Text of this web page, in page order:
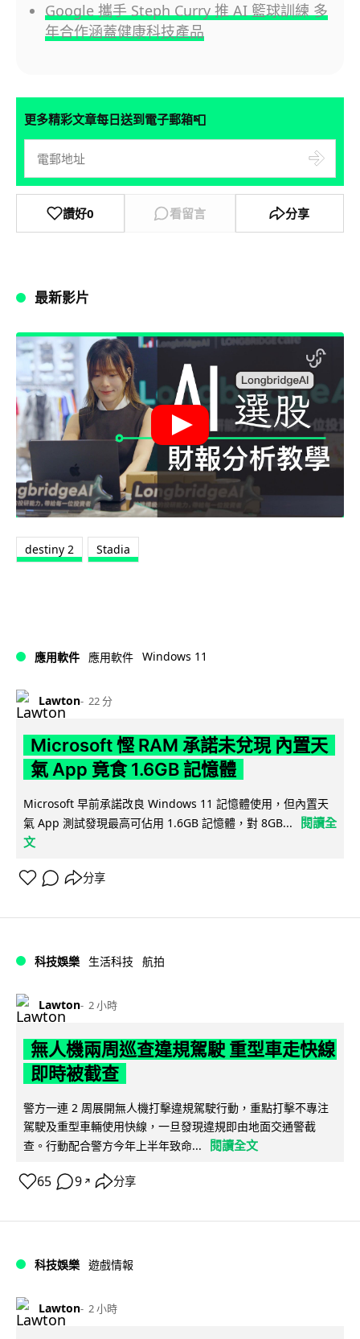
Google 攜手 Steph Curry 推 AI 籃球訓練 多
年合作涵蓋健康科技產品
更多精彩文章每日送到電子郵箱📮
讚好0 看留言 分享
最新影片
destiny 2 Stadia
應用軟件 應用軟件 Windows 11
Lawton 22 分
Microsoft 慳 RAM 承諾未兌現 內置天
氣 App 竟食 1.6GB 記憶體
Microsoft 早前承諾改良 Windows 11 記憶體使用，但內置天
氣 App 測試發現最高可佔用 1.6GB 記憶體，對 8GB...
閱讀全
文
分享
科技娛樂 生活科技 航拍
Lawton 2 小時
無人機兩周巡查違規駕駛 重型車走快線
即時被截查
警方一連 2 周展開無人機打擊違規駕駛行動，重點打擊不專注
駕駛及重型車輛使用快線，一旦發現違規即由地面交通警截
查。行動配合警方今年上半年致命...
閱讀全文
65 9 ↗ 分享
科技娛樂 遊戲情報
Lawton 2 小時